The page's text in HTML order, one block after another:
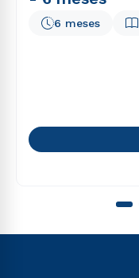
6 meses